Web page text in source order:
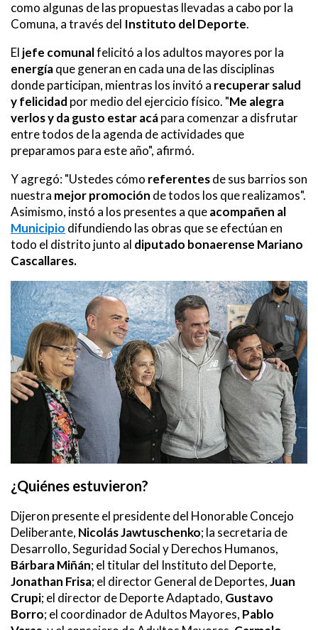
como algunas de las propuestas llevadas a cabo por la
Comuna, a través del Instituto del Deporte.
El jefe comunalfelicitó a los adultos mayores por la
energíaque generan en cada una de las disciplinas
donde participan, mientras los invitó a recuperar salud
y felicidad por medio del ejercicio físico. "Me alegra
verlos y da gusto estar acápara comenzar a disfrutar
entre todos de la agenda de actividades que
preparamos para este año", afirmó.
Y agregó: "Ustedes cómo referentesde sus barrios son
nuestra mejor promoción de todos los que realizamos".
Asimismo, instó a los presentes a queacompañen al
Municipio difundiendo las obras que se efectúan en
todo el distrito junto al diputado bonaerense Mariano
Cascallares.
¿Quiénes estuvieron?
Dijeron presenteel presidente del Honorable Concejo
Deliberante, Nicolás Jawtuschenko; la secretaria de
Desarrollo, Seguridad Social y Derechos Humanos,
Bárbara Miñán; el titular del Instituto del Deporte,
Jonathan Frisa; el director General de Deportes,Juan
Crupi; el director de Deporte Adaptado, Gustavo
Borro; el coordinador de Adultos Mayores, Pablo